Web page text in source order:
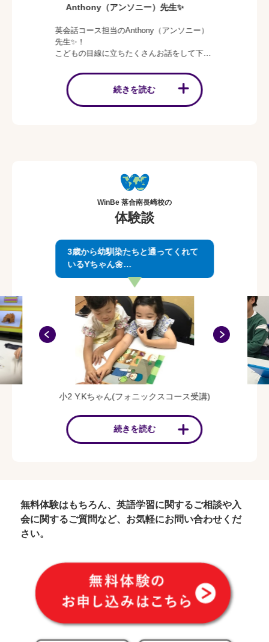
Anthony（アンソニー）先生✨
英会話コース担当のAnthony（アンソニー）
先生✨！
こどもの目線に立ちたくさんお話をして下さ
子ども達の頑張っている事や、得意な事を見
つけるのがとっても上手🍀
「英語が初めて…！」なお友達も、Anthony
先生と楽しく一緒に英語学習をスタートしま
続きを読む
WinBe 落合南長崎校の
体験談
3歳から幼馴染たちと通ってくれて
いるYちゃん🌼
今は小学生になって英会話を勉強
英検®の挑戦も頑張ろうとしていま
す💡✨
小2 Y.Kちゃん(フォニックスコース受講)
続きを読む
無料体験はもちろん、英語学習に関するご相談や入
会に関するご質問など、お気軽にお問い合わせくだ
さい。